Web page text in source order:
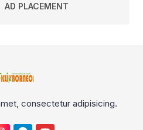
AD PLACEMENT
consectetur adipisicing.